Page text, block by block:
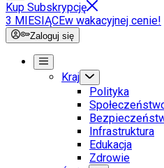
Kup Subskrypcję
3 MIESIĄCEw wakacyjnej cenie!
Zaloguj się
Kraj
Polityka
Infrastruktura
Edukacja
Zdrowie